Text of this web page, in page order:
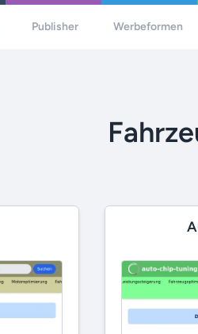
Publisher Werbeformen